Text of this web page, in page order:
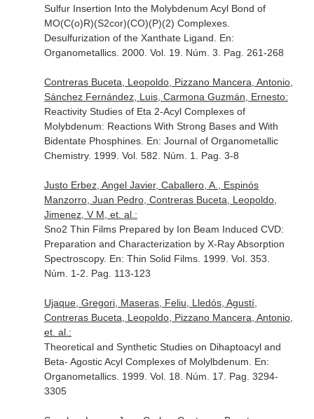
Sulfur Insertion Into the Molybdenum Acyl Bond of
MO(C(o)R)(S2cor)(CO)(P)(2) Complexes.
Desulfurization of the Xanthate Ligand. En:
Organometallics. 2000. Vol. 19. Núm. 3. Pag. 261-268
Contreras Buceta, Leopoldo, Pizzano Mancera, Antonio,
Sánchez Fernández, Luis, Carmona Guzmán, Ernesto:
Reactivity Studies of Eta 2-Acyl Complexes of
Molybdenum: Reactions With Strong Bases and With
Bidentate Phosphines. En: Journal of Organometallic
Chemistry. 1999. Vol. 582. Núm. 1. Pag. 3-8
Justo Erbez, Angel Javier, Caballero, A., Espinós
Manzorro, Juan Pedro, Contreras Buceta, Leopoldo,
Jimenez, V M, et. al.:
Sno2 Thin Films Prepared by Ion Beam Induced CVD:
Preparation and Characterization by X-Ray Absorption
Spectroscopy. En: Thin Solid Films. 1999. Vol. 353.
Núm. 1-2. Pag. 113-123
Ujaque, Gregori, Maseras, Feliu, Lledós, Agustí,
Contreras Buceta, Leopoldo, Pizzano Mancera, Antonio,
et. al.:
Theoretical and Synthetic Studies on Dihaptoacyl and
Beta- Agostic Acyl Complexes of Molylbdenum. En:
Organometallics. 1999. Vol. 18. Núm. 17. Pag. 3294-
3305